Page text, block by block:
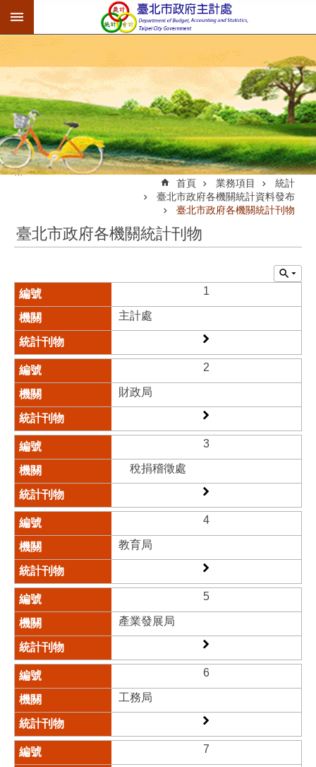
跳到主要內容區塊
:::
首頁 業務項目
統計
臺北市政府各機關統計資料發布
臺北市政府各機關統計刊物
臺北市政府各機關統計刊物
1
主計處
2
財政局​
3
稅捐稽徵處​
4
教育局​
5
產業發展局​
6
工務局​
7